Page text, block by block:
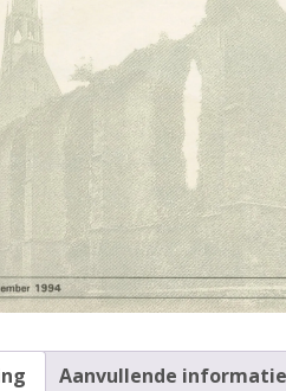
Aanvullende informatie